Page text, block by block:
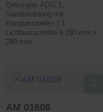
Dekorglas ADG 1,
Sandstrahlung mit
Klarglasstreifen | 3
Lichtausschnitte à 280 mm x
280 mm
AM 01608